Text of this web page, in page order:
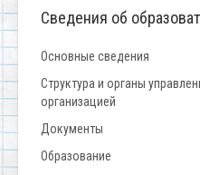
Сведения об
Основные сведения
Структура и органы
организацией
Документы
Образование